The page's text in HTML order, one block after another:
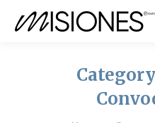
You are here: